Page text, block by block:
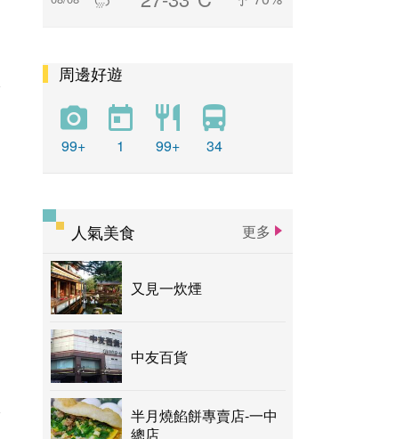
周邊好遊
99+ 1 99+ 34
人氣美食 更多
又見一炊煙
中友百貨
半月燒餡餅專賣店-一中
總店